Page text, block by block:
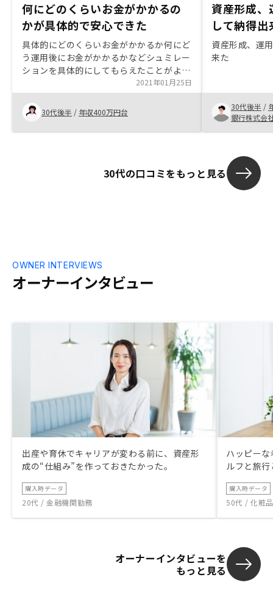
何にどのくらいお金がかかるの
かが具体的で安心できた
具体的にどのくらいお金がかかるか何にど
う運用後にお金がかかるかなどシュミレー
ションを具体的にしてもらえたことがよか
ったです。他社のようにすぐ値引きします
などの交渉がなかったことも安心感があり
ました。
2021年01月25日
30代後半 / 年収400万円台
資産形成、
して納得出
資産形成、運
来た
30代後半 /
銀行株式会
30代の口コミをもっと見る
オーナーインタビュー
OWNER INTERVIEWS
出産や育休でキャリアが変わる前に、資産形
成の“仕組み”を作っておきたかった。
購入時データ
20代 / 金融機関勤務
ハッピー
ルフと旅
購入時データ
50代 / 化粧
オーナーインタビューを
もっと見る